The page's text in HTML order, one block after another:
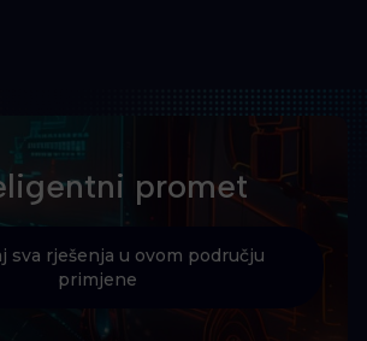
promet
sva rješenja u ovom području
primjene